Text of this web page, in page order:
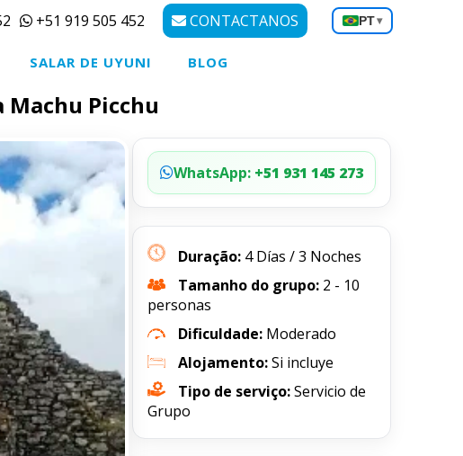
+51 919 505 452 CONTACTANOS PT▾
SALAR DE UYUNI BLOG
Picchu
WhatsApp: +51 931 145 273
Duração: 4 Días / 3 Noches
Tamanho do grupo: 2 - 10
personas
Dificuldade: Moderado
Alojamento:Si incluye
Tipo de serviço:Servicio de
Grupo